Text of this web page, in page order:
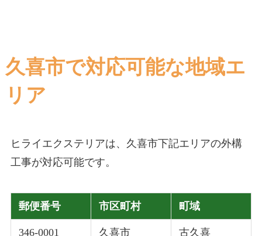
久喜市で対応可能な地域エ
リア
ヒライエクステリアは、久喜市下記エリアの外構
工事が対応可能です。
郵便番号 市区町村 町域
346-0001 久喜市 古久喜